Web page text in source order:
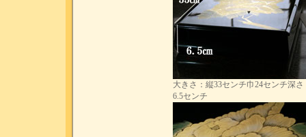
大きさ：縦33センチ巾24センチ深さ
6.5センチ